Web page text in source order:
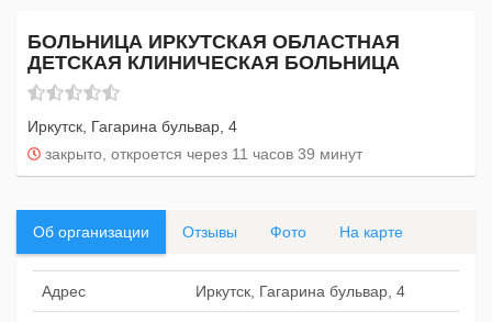
БОЛЬНИЦА ИРКУТСКАЯ ОБЛАСТНАЯ
ДЕТСКАЯ КЛИНИЧЕСКАЯ БОЛЬНИЦА
Иркутск, Гагарина бульвар, 4
закрыто, откроется через 11 часов 39 минут
Об организации Отзывы Фото На карте
Адрес Иркутск, Гагарина бульвар, 4